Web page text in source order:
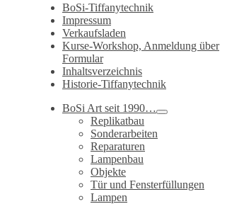
BoSi-Tiffanytechnik
Impressum
Verkaufsladen
Kurse-Workshop, Anmeldung über
Formular
Inhaltsverzeichnis
Historie-Tiffanytechnik
BoSi Art seit 1990…
Replikatbau
Sonderarbeiten
Reparaturen
Lampenbau
Objekte
Tür und Fensterfüllungen
Lampen